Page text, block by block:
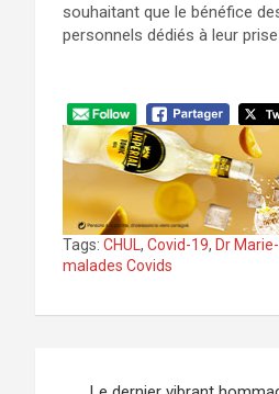
souhaitant que le bénéfice
personnels dédiés à leur
Tags: CHUL , Covid-19, Dr
malades Covids